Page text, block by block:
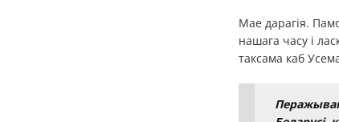
Мае дарагія.
нашага часу і
таксама каб